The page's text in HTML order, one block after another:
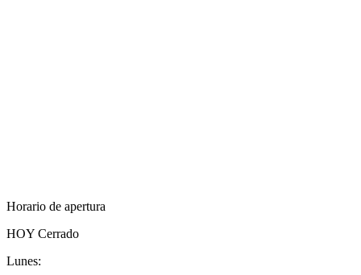
Horario de apertura
HOY Cerrado
Lunes: